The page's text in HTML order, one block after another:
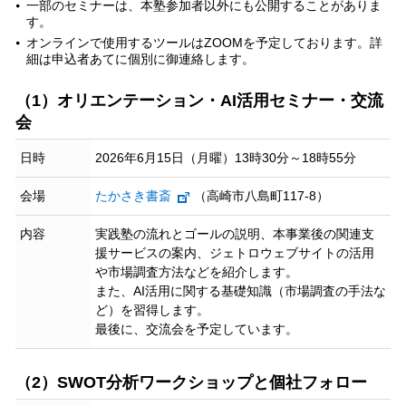
一部のセミナーは、本塾参加者以外にも公開することがありま
す。
オンラインで使用するツールはZOOMを予定しております。詳
細は申込者あてに個別に御連絡します。
（1）オリエンテーション・AI活用セミナー・交流
会
日時 2026年6月15日（月曜）13時30分～18時55分
会場 たかさき書斎 （高崎市八島町117-8）
内容
実践塾の流れとゴールの説明、本事業後の関連支
援サービスの案内、ジェトロウェブサイトの活用
や市場調査方法などを紹介します。
また、AI活用に関する基礎知識（市場調査の手法な
ど）を習得します。
最後に、交流会を予定しています。
（2）SWOT分析ワークショップと個社フォロー